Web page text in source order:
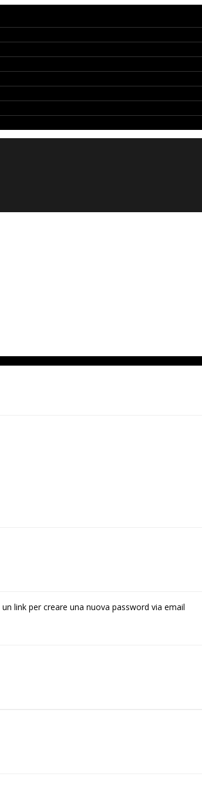
link per creare una nuova password via email